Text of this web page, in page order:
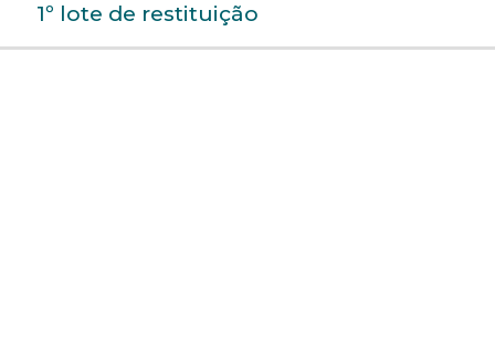
1º lote de restituição